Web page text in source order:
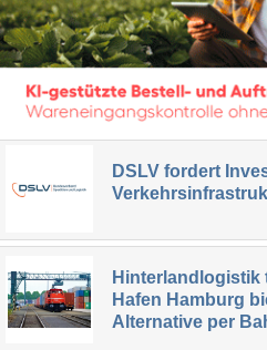
DSLV fordert
Hinterlandlogistik
Hafen Hamburg
Alternative per